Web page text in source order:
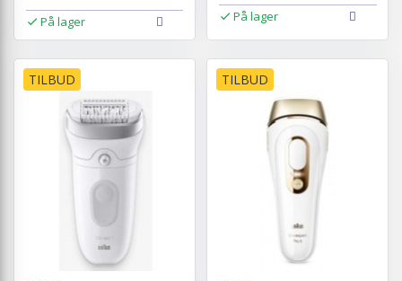
På lager På lager
TILBUD TILBUD